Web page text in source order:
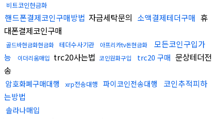
비트코인현금화
핸드폰결제코인구매방법 자금세탁문의 소액결제테더구매 휴
대폰결제코인구매
골드바현금화현금화 테더수사기관 아프리카tv돈현금화
모든코인구입가
능
이더리움매입 trc20사는법 코인원화구입 trc20 구매 문상테더전
송
암호화폐구매대행 xrp전송대행 파이코인전송대행
코인추적피하
는방법
솔라나매입